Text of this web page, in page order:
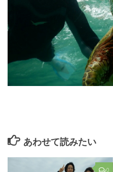
あわせて読みたい
0